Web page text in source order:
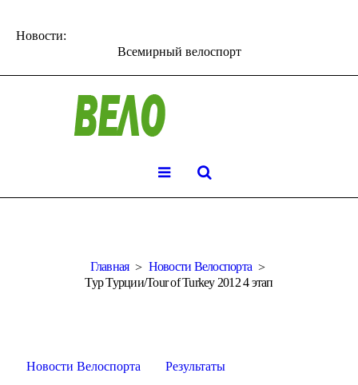
Новости:
Всемирный велоспорт
Главная
Новости Велоспорта
Тур Турции/Tour of Turkey 2012 4 этап
Новости Велоспорта Результаты